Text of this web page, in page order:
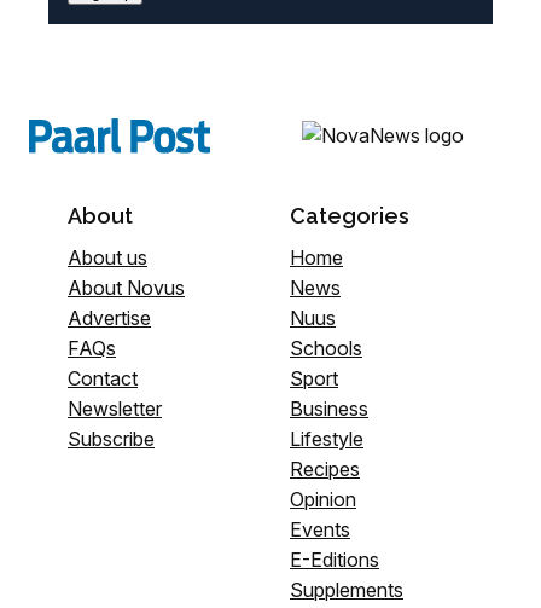
About
About us
About Novus
Advertise
FAQs
Contact
Newsletter
Subscribe
Categories
Home
News
Nuus
Schools
Sport
Business
Lifestyle
Recipes
Opinion
Events
E-Editions
Supplements